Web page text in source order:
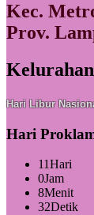
Kec.
Prov.
Hari Libur
Hari
11Hari
0Jam
8Menit
30Detik